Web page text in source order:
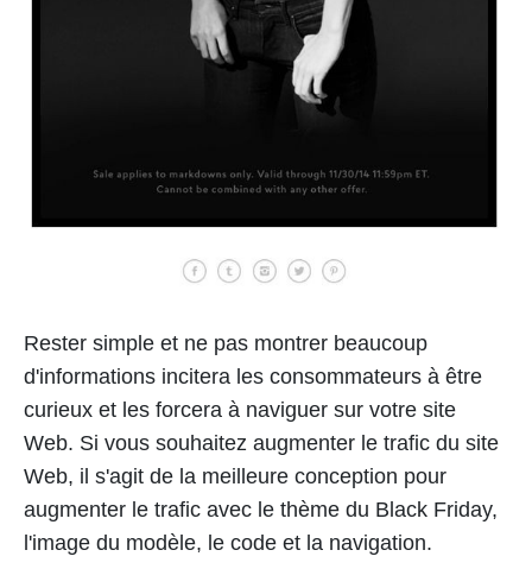
Rester simple et ne pas montrer beaucoup
d'informations incitera les consommateurs à être
curieux et les forcera à naviguer sur votre site
Web. Si vous souhaitez augmenter le trafic du site
Web, il s'agit de la meilleure conception pour
augmenter le trafic avec le thème du Black Friday,
l'image du modèle, le code et la navigation.